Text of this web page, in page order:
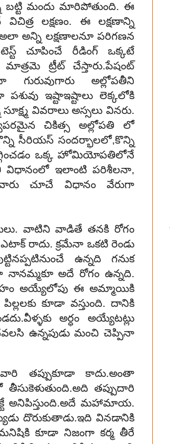
బట్టి మందు మారిపోతుంది. ఈ
లక్షణం. ఈ లక్షణాన్ని
అలా అన్ని లక్షణాలనూ పరిగణన
చూపించే రీడింగ్ ఒక్కటే
ట్రీట్ చేస్తారు.పేషంట్
గురువుగారు అల్లోపతీని
ఇష్టాఇష్టాలు లెక్కలోకి
వివరాలు అస్సలు వినరు.
చికిత్స అల్లోపతి లో
సీరియస్ సందర్భాలలో,కొన్ని
ఒక్క హోమియోపతిలోనే
విధానంలో ఇలాంటి పరిశీలనా,
చూచే విధానం వేరుగా
వాటిని వాడితే తనకి రోగం
రాదు. క్రమేనా ఒకటి రెండు
ఉన్నది గనుక
అదే రోగం ఉన్నది.
అయ్యేలోపు ఈ అమ్మాయికి
కూడా వస్తుంది. దానికి
అర్ధం అయ్యేటట్లు
ఉన్నపుడు మంచి చెప్పినా
తప్పుకూడా కాదు.అంతా
తీసుకెళుతుంది.అది తప్పుదారి
అనిపిస్తుంది.అదే మహామాయ.
దొరుకుతాడు.ఇది వినడానికి
కూడా నిజంగా కర్మ తీరే